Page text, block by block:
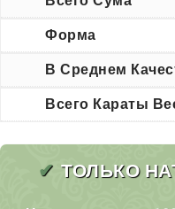
Форма
В Среднем
Всего Караты
✔ ТОЛЬКО